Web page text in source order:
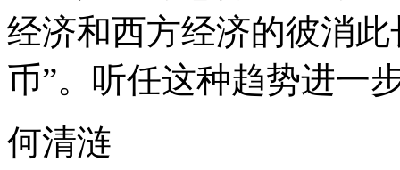
经济和西方经济的彼消
币”。听任这种趋势进一
何清涟